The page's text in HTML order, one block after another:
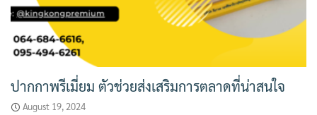
ปากกาพรีเมี่ยม ตัวช่วยส่งเสริมการตลาดที่น่าสนใจ
August 19, 2024